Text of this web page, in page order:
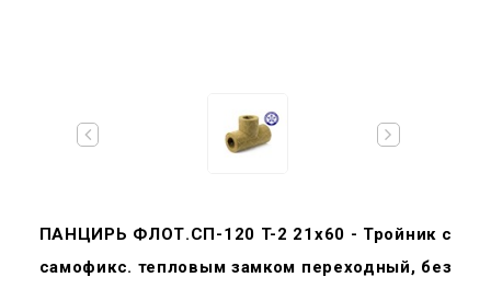
ПАНЦИРЬ ФЛОТ.СП-120 T-2 21x60 - Тройник c
самофикс. тепловым замком переходный, без